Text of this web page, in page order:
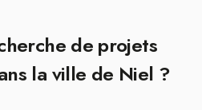
de projets
la ville de Niel ?